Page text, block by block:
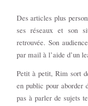
Des articles plus
ses réseaux et son
retrouvée. Son
par mail à l’aide d’un
Petit à petit, Rim sort
en public pour aborder
pas à parler de sujets